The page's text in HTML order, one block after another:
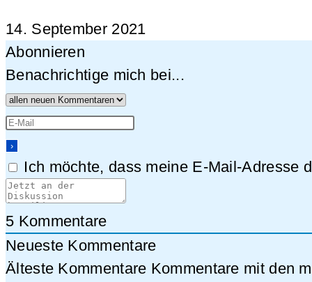
14. September 2021
Abonnieren
Benachrichtige mich bei...
Ich möchte, dass meine E-Mail-Adresse
5 Kommentare
Neueste Kommentare
Älteste Kommentare Kommentare mit den